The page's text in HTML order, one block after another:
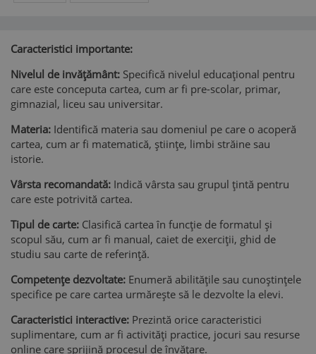
Caracteristici importante:
Nivelul de invățământ: Specifică nivelul educațional pentru
care este conceputa cartea, cum ar fi pre-scolar, primar,
gimnazial, liceu sau universitar.
Materia: Identifică materia sau domeniul pe care o acoperă
cartea, cum ar fi matematică, științe, limbi străine sau
istorie.
Vârsta recomandată: Indică vârsta sau grupul țintă pentru
care este potrivită cartea.
Tipul de carte: Clasifică cartea în funcție de formatul și
scopul său, cum ar fi manual, caiet de exerciții, ghid de
studiu sau carte de referință.
Competențe dezvoltate: Enumeră abilitățile sau cunoștințele
specifice pe care cartea urmărește să le dezvolte la elevi.
Caracteristici interactive: Prezintă orice caracteristici
suplimentare, cum ar fi activități practice, jocuri sau resurse
online care sprijină procesul de învățare.